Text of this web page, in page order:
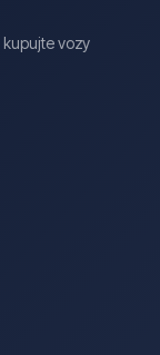
vozy